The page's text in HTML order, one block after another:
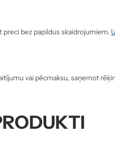
preci bez papildus skaidrojumiem.
vai pēcmaksu, saņemot